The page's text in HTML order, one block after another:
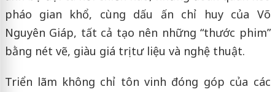
pháo gian khổ, cùng dấu ấn chỉ huy của Võ
Nguyên Giáp, tất cả tạo nên những “thước phim”
bằng nét vẽ, giàu giá trị tư liệu và nghệ thuật.
Triển lãm không chỉ tôn vinh đóng góp của các